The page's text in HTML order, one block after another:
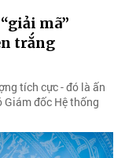
mã”
trắng
tích cực - đó là ấn
Giám đốc Hệ thống